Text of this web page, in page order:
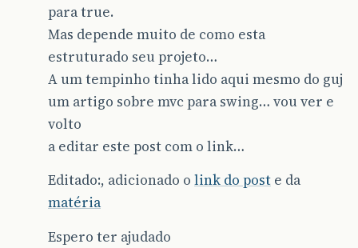
para true.
Mas depende muito de como esta
estruturado seu projeto…
A um tempinho tinha lido aqui mesmo do guj
um artigo sobre mvc para swing… vou ver e
volto
a editar este post com o link…
Editado:, adicionado o link do post e da
matéria
Espero ter ajudado